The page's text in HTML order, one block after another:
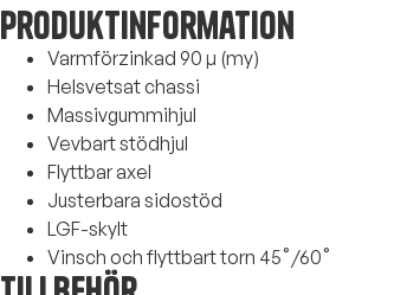
Produktinformation
Varmförzinkad 90 μ (my)
Helsvetsat chassi
Massivgummihjul
Vevbart stödhjul
Flyttbar axel
Justerbara sidostöd
LGF-skylt
Vinsch och flyttbart torn 45˚/60˚